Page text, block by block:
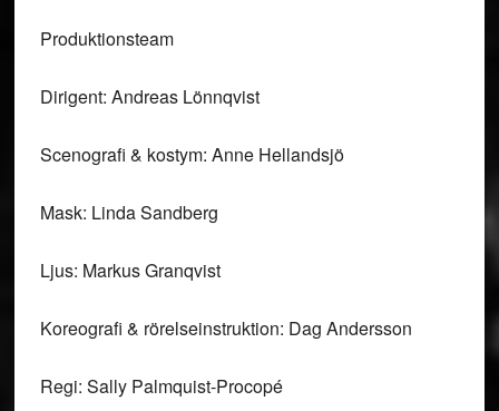
Produktionsteam
Dirigent: Andreas Lönnqvist
Scenografi & kostym: Anne Hellandsjö
Mask: Linda Sandberg
Ljus: Markus Granqvist
Koreografi & rörelseinstruktion: Dag Andersson
Regi: Sally Palmquist-Procopé